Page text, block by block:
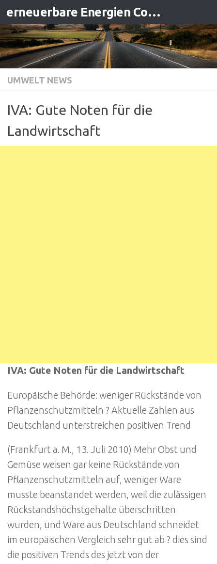
Zum Inhalt springen erneuerbare Energien Contracting
UMWELT NEWS
IVA: Gute Noten für die
Landwirtschaft
IVA: Gute Noten für die Landwirtschaft
Europäische Behörde: weniger Rückstände von
Pflanzenschutzmitteln ? Aktuelle Zahlen aus
Deutschland unterstreichen positiven Trend
(Frankfurt a. M., 13. Juli 2010) Mehr Obst und
Gemüse weisen gar keine Rückstände von
Pflanzenschutzmitteln auf, weniger Ware
musste beanstandet werden, weil die zulässigen
Rückstandshöchstgehalte überschritten
wurden, und Ware aus Deutschland schneidet
im europäischen Vergleich sehr gut ab ? dies sind
die positiven Trends des jetzt von der